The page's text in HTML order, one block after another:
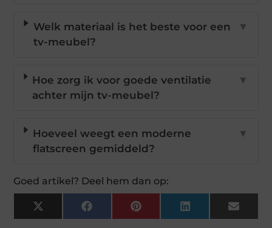
Welk materiaal is het beste voor een
tv-meubel?
▼
Hoe zorg ik voor goede ventilatie
achter mijn tv-meubel?
▼
Hoeveel weegt een moderne
flatscreen gemiddeld?
▼
Goed artikel? Deel hem dan op:
X
(Twitter)
FacebookPinterestLinkedInEmail